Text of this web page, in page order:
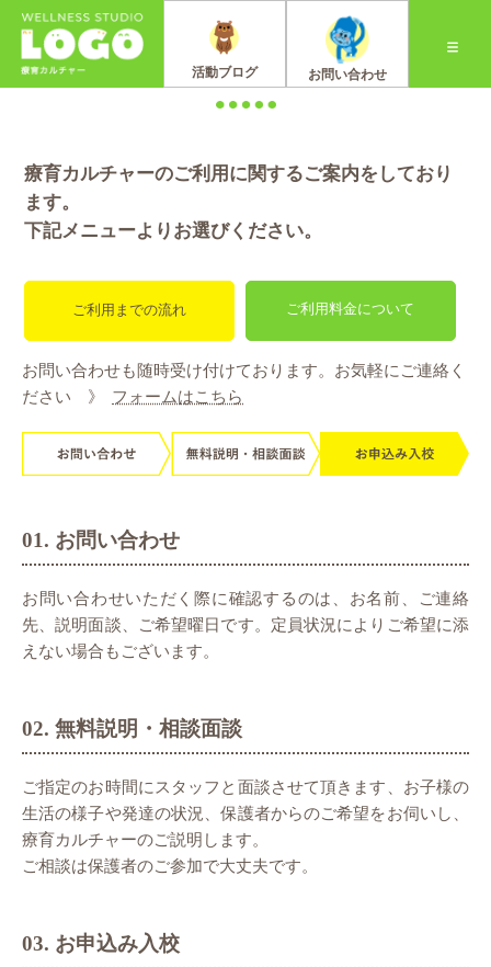
活動ブログ お問い合わせ
FLOW
ご利用の流れ
療育カルチャーのご利用に関するご案内をしており
ます。
下記メニューよりお選びください。
ご利用までの流れ ご利用料金について
お問い合わせも随時受け付けております。お気軽にご連絡く
ださい 》 フォームはこちら
01. お問い合わせ
お問い合わせいただく際に確認するのは、お名前、ご連絡
先、説明面談、ご希望曜日です。定員状況によりご希望に添
えない場合もございます。
02. 無料説明・相談面談
ご指定のお時間にスタッフと面談させて頂きます、お子様の
生活の様子や発達の状況、保護者からのご希望をお伺いし、
療育カルチャーのご説明します。
ご相談は保護者のご参加で大丈夫です。
03. お申込み入校